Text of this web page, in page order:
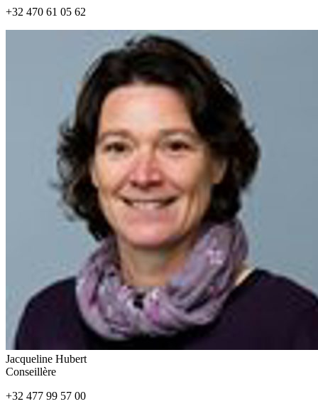
+32 470 61 05 62
Jacqueline Hubert
Conseillère
+32 477 99 57 00